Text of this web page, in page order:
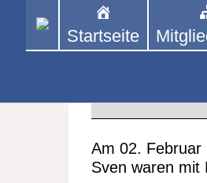
ist der
Tischtennis –
Startseite
Wir sind 5
Am 02. Februar
Sven waren mit